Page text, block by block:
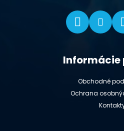
Informácie
Obchodné
Ochrana